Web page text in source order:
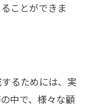
ことができま
るためには、実
中で、様々な顧